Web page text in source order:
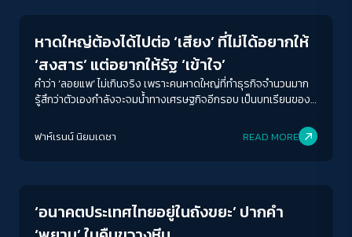
หาดใหญ่ต้องได้ไปต่อ ‘เสียง’ ที่ไม่ได้อยากให้
‘สงสาร’ แต่อยากให้รัฐ ‘เข้าใจ’
คำว่า ‘ลอยแพ’ ไม่เกินจริง เพราะคนหาดใหญ่ที่ทำธุรกิจจำนวนมาก
รู้สึกว่าตัวเองกำลังจะจมน้ำทางเศรษฐกิจอีกรอบ เป็นบทเรียนของ
ฟาห์เรนน์ นิยมเดชา READ MORE
‘อนาคตประเทศไทยอยู่ในถังขยะ’ ปากคำ